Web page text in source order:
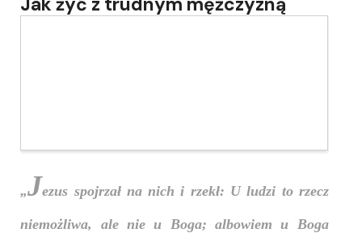
„Jezus spojrzał na nich i rzekł: U ludzi to rzecz
niemożliwa, ale nie u Boga; albowiem u Boga